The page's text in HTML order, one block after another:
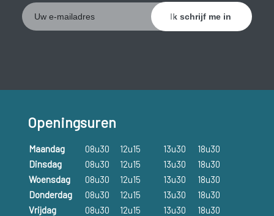
De ziekte van Huntington kan niet genezen worden. Met
behulp van bepaalde geneesmiddelen kunnen klachten wel
Openingsuren
Maandag 08u30 12u15 13u30
18u30
Dinsdag
08u30 12u15 13u30
18u30
Woensdag
08u30 12u15 13u30
18u30
Donderdag
08u30 12u15 13u30
18u30
Vrijdag
08u30 12u15 13u30
18u30